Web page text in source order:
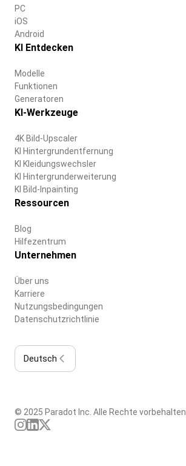
PC
iOS
Android
KI Entdecken
Modelle
Funktionen
Generatoren
KI-Werkzeuge
4K Bild-Upscaler
KI Hintergrundentfernung
KI Kleidungswechsler
KI Hintergrunderweiterung
KI Bild-Inpainting
Ressourcen
Blog
Hilfezentrum
Unternehmen
Über uns
Karriere
Nutzungsbedingungen
Datenschutzrichtlinie
Deutsch
© 2025 Paradot Inc. Alle Rechte vorbehalten.